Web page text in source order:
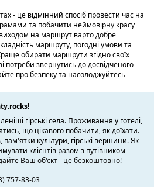
- це відмінний спосіб провести час на
та побачити неймовірну красу
на маршрут варто добре
маршруту, погодні умови та
обирати маршрути згідно своїх
потреби звернутись до досвідченого
про безпеку та насолоджуйтесь
гірські села. Проживання у готелі,
що цікавого побачити, як доїхати.
культури, гірські вершини. Як
клієнтів разом з путівником
Ваш об'єкт - це безкоштовно!
757-83-03